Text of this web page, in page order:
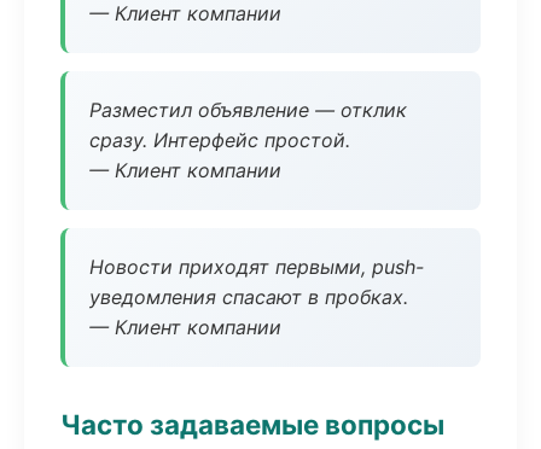
— Клиент компании
Разместил объявление — отклик
сразу. Интерфейс простой.
— Клиент компании
Новости приходят первыми, push-
уведомления спасают в пробках.
— Клиент компании
Часто задаваемые вопросы